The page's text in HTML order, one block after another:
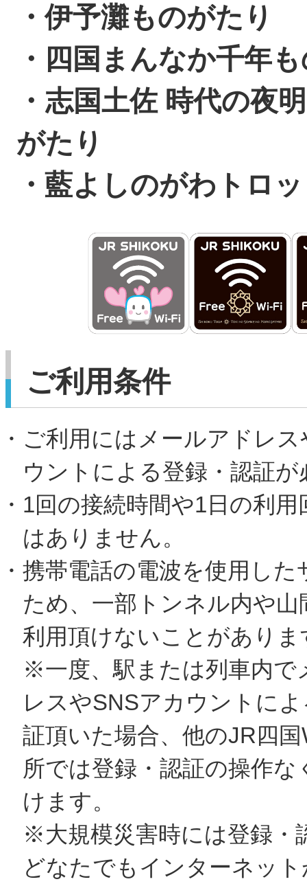
・伊予灘ものがたり
・四国まんなか千年
・志国土佐 時代の夜
がたり
・藍よしのがわトロ
ご利用条件
・ご利用にはメールアドレ
ウントによる登録・認証が
・1回の接続時間や1日の利
はありません。
・携帯電話の電波を使用し
ため、一部トンネル内や山
利用頂けないことがありま
※一度、駅または列車内で
レスやSNSアカウントに
証頂いた場合、他のJR四
所では登録・認証の操作な
けます。
※大規模災害時には登録・
どなたでもインターネッ